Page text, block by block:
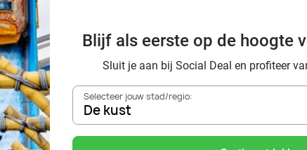
Gondorf:
in
Blijf als eerste op de hoogte
Sluit je aan bij Social Deal en profiteer
Selecteer jouw stad/regio:
De kust